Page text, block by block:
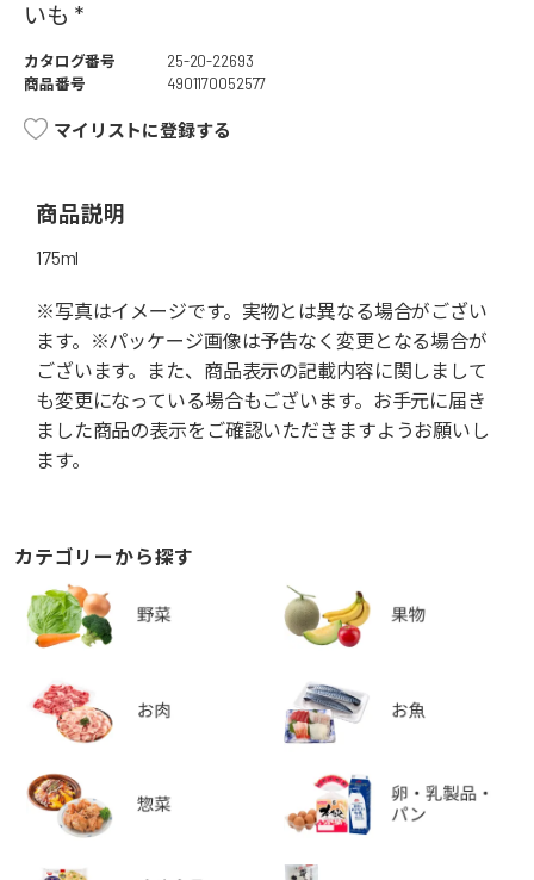
いも *
カタログ番号
25-20-22693
商品番号
4901170052577
マイリストに登録する
商品説明
175ml
※写真はイメージです。実物とは異なる場合がござい
ます。※パッケージ画像は予告なく変更となる場合が
ございます。また、商品表示の記載内容に関しまして
も変更になっている場合もございます。お手元に届き
ました商品の表示をご確認いただきますようお願いし
ます。
カテゴリーから探す